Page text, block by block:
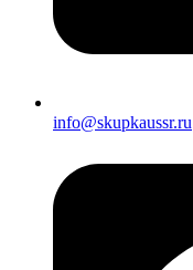
info@skupkaussr.ru